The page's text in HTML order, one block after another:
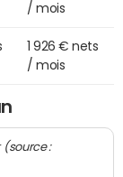
/ mois
1 926 € nets
/ mois
(source :